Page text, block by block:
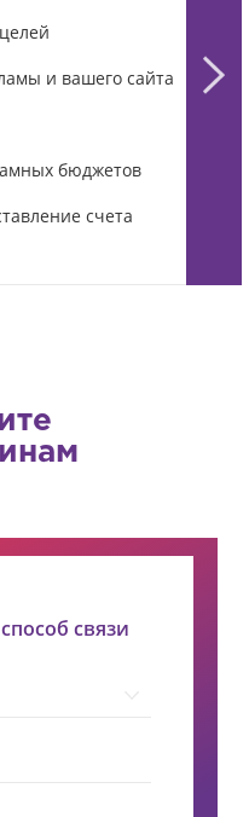
и вашего сайта
бюджетов
счета
связи